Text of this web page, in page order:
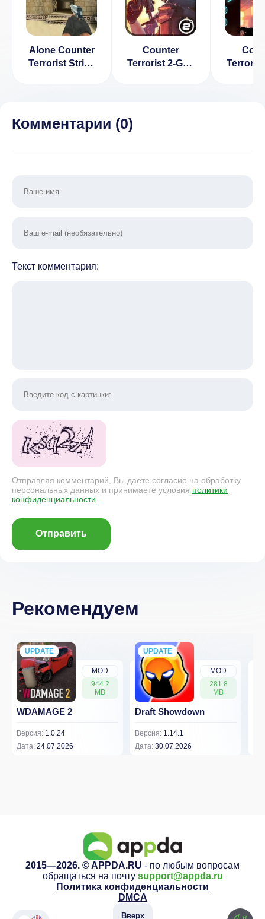
Alone Counter
Terrorist Strike
Counter
Terrorist 2-Gun
Комментарии (0)
Текст комментария:
Отправляя комментарий, Вы даёте согласие на обработку
персональных данных и принимаете условия политики
конфиденциальности
Отправить
Рекомендуем
MOD
944.2
MB
UPDATE
NEW
WDAMAGE 2
Версия: 1.0.24
Дата: 24.07.2026
MOD
281.8
MB
UPDATE
NEW
Draft Showdown
Версия: 1.14.1
Дата: 30.07.2026
2015—2026. © APPDA.RU - по любым вопросам
обращаться на почту support@appda.ru
Политика конфиденциальности
DMCA
Вверх